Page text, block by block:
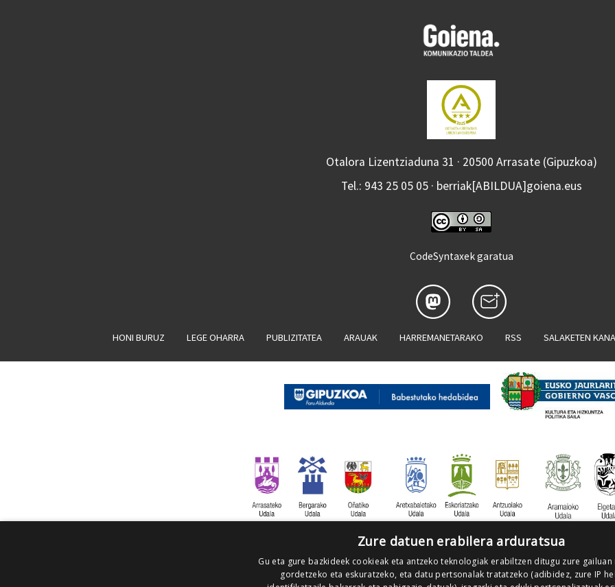
Otalora Lizentziaduna 31 · 20500 Arrasate (Gipuzkoa)
Tel.: 943 25 05 05 · berriak[ABILDUA]goiena.eus
CodeSyntaxek garatua
HONI BURUZ LEGE OHARRA PUBLIZITATEA ARAUAK HARREMANETARAKO RSS SALAKETEN
Zure datuen erabilera arduratsua
Gu eta gure bazkideek cookieak eta antzeko teknologiak erabiltzen ditugu zure
gordetzeko eta eskuratzeko, eta datu pertsonalak tratatzeko (adibidez, zure IP